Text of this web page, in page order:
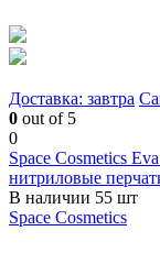
Доставка: завтра
0 out of 5
0
Space Cosmetics
нитриловые
В наличии 55 шт
Space Cosmetics